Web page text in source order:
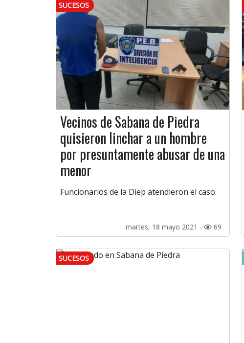
SUCESOS
Vecinos de Sabana de Piedra
quisieron linchar a un hombre
por presuntamente abusar de una
menor
Funcionarios de la Diep atendieron el caso.
martes, 18 mayo 2021 - 69
SUCESOS